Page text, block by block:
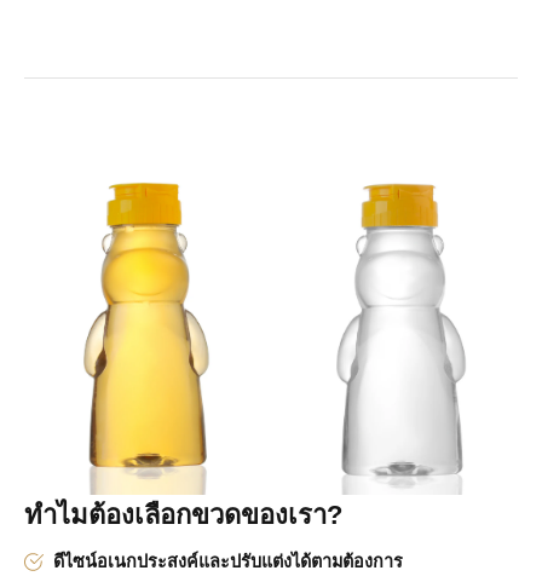
ทำไมต้องเลือกขวดของเรา?
ดีไซน์อเนกประสงค์และปรับแต่งได้ตามต้องการ